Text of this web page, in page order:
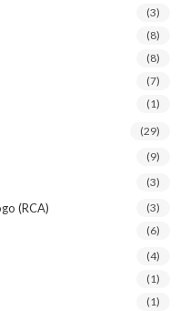
(3)
(8)
(8)
(7)
(1)
(29)
(9)
(3)
(RCA) (3)
(6)
(4)
(1)
(1)